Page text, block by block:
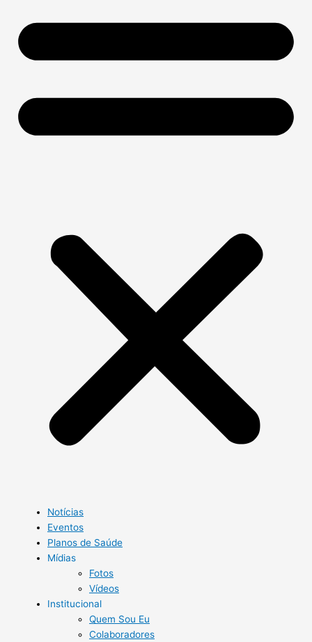
Notícias
Eventos
Planos de Saúde
Mídias
Fotos
Vídeos
Institucional
Quem Sou Eu
Colaboradores